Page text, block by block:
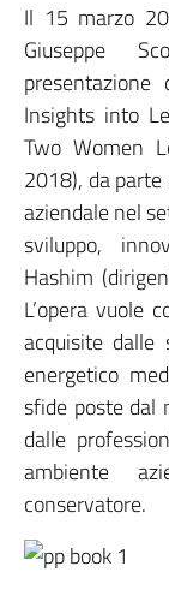
Il 15 marzo
Giuseppe
Insights into
Two Women
2018), da
aziendale nel
sviluppo,
Hashim
L’opera vuole
acquisite
energetico
sfide poste dal
dalle
ambiente
conservatore.